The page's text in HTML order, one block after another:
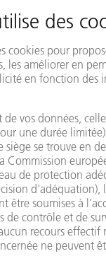
VUES ÉCLATÉES
INFORMATION
Foire aux questions
Termes et conditions
CONTACT